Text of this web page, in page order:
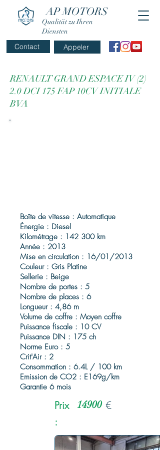
AP MOTORS
Qualität zu Ihren
Diensten
Appeler
Contact
RENAULT GRAND ESPACE IV (2)
2.0 DCI 175 FAP 10CV INITIALE
BVA
Boîte de vitesse : Automatique
Énergie : Diesel
Kilométrage : 142 300 km
Année : 2013
Mise en circulation : 16/01/2013
Couleur : Gris Platine
Sellerie : Beige
Nombre de portes : 5
Nombre de places : 6
Longueur : 4,86 m
Volume de coffre : Moyen coffre
Puissance fiscale : 10 CV
Puissance DIN : 175 ch
Norme Euro : 5
Crit'Air : 2
Consommation : 6.4L / 100 km
Emission de CO2 : E169g/km
Garantie 6 mois
Prix
:
14900 €